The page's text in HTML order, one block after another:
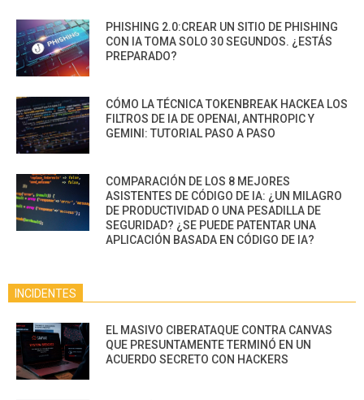
PHISHING 2.0:CREAR UN SITIO DE PHISHING
CON IA TOMA SOLO 30 SEGUNDOS. ¿ESTÁS
PREPARADO?
CÓMO LA TÉCNICA TOKENBREAK HACKEA LOS
FILTROS DE IA DE OPENAI, ANTHROPIC Y
GEMINI: TUTORIAL PASO A PASO
COMPARACIÓN DE LOS 8 MEJORES
ASISTENTES DE CÓDIGO DE IA: ¿UN MILAGRO
DE PRODUCTIVIDAD O UNA PESADILLA DE
SEGURIDAD? ¿SE PUEDE PATENTAR UNA
APLICACIÓN BASADA EN CÓDIGO DE IA?
INCIDENTES
EL MASIVO CIBERATAQUE CONTRA CANVAS
QUE PRESUNTAMENTE TERMINÓ EN UN
ACUERDO SECRETO CON HACKERS